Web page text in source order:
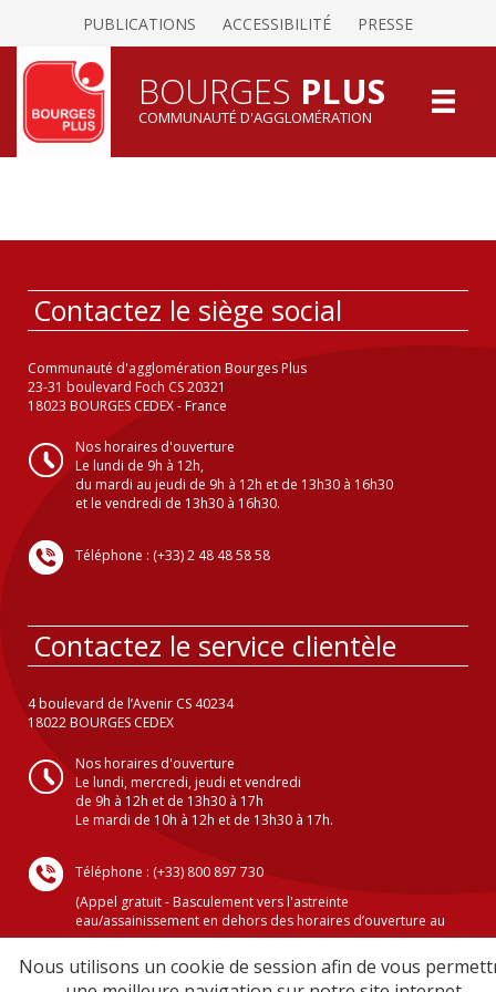
PUBLICATIONS ACCESSIBILITÉ PRESSE
BOURGES PLUS
COMMUNAUTÉ D'AGGLOMÉRATION
Contactez le siège social
Communauté d'agglomération Bourges Plus
23-31 boulevard Foch CS 20321
18023 BOURGES CEDEX - France
Nos horaires d'ouverture
Le lundi de 9h à 12h,
du mardi au jeudi de 9h à 12h et de 13h30 à 16h30
et le vendredi de 13h30 à 16h30.
Téléphone : (+33) 2 48 48 58 58
Contactez le service clientèle
4 boulevard de l’Avenir CS 40234
18022 BOURGES CEDEX
Nos horaires d'ouverture
Le lundi, mercredi, jeudi et vendredi
de 9h à 12h et de 13h30 à 17h
Le mardi de 10h à 12h et de 13h30 à 17h.
Téléphone : (+33) 800 897 730
(Appel gratuit - Basculement vers l'astreinte
eau/assainissement en dehors des horaires d’ouverture au
public )
Nous utilisons un cookie de session afin de vous